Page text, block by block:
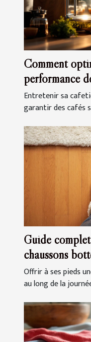
Comment
performance
grains ?
Entretenir sa
garantir des cafés
Guide
chaussons
Offrir à ses pieds
au long de la